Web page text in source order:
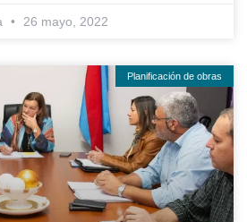
26 mayo, 2022
Planificación de obras